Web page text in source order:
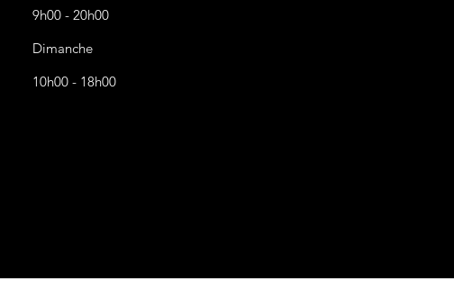
9h00 - 20h00
Dimanche
10h00 - 18h00